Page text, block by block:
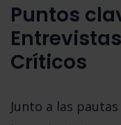
Puntos
Críticos
Junto a las